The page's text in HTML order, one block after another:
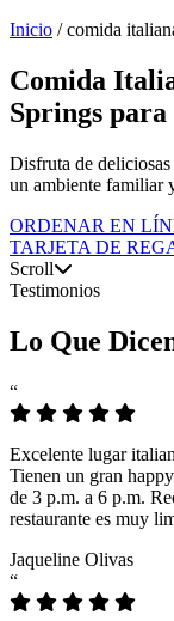
Inicio / comida
Comida
Springs
Disfruta de deliciosas
un ambiente familiar
ORDENAR EN
TARJETA DE
Scroll
Testimonios
Lo Que
“
Excelente lugar
Tienen un gran
de 3 p.m. a 6 p.m.
restaurante es muy
Jaqueline Olivas
“